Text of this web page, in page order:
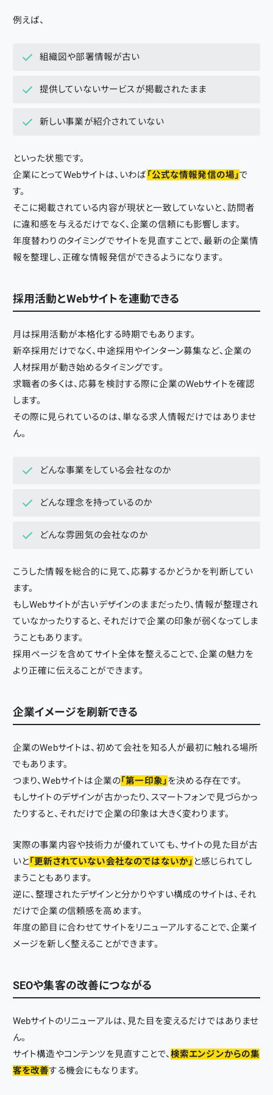
例えば、
組織図や部署情報が古い
提供していないサービスが掲載されたまま
新しい事業が紹介されていない
といった状態です。
企業にとってWebサイトは、いわば 「公式な情報発信の場」で
す。
そこに掲載されている内容が現状と一致していないと、訪問者
に違和感を与えるだけでなく、企業の信頼にも影響します。
年度替わりのタイミングでサイトを見直すことで、最新の企業情
報を整理し、正確な情報発信ができるようになります。
採用活動とWebサイトを連動できる
月は採用活動が本格化する時期でもあります。
新卒採用だけでなく、中途採用やインターン募集など、企業の
人材採用が動き始めるタイミングです。
求職者の多くは、応募を検討する際に企業のWebサイトを確認
します。
その際に見られているのは、単なる求人情報だけではありませ
ん。
どんな事業をしている会社なのか
どんな理念を持っているのか
どんな雰囲気の会社なのか
こうした情報を総合的に見て、応募するかどうかを判断してい
ます。
もしWebサイトが古いデザインのままだったり、情報が整理され
ていなかったりすると、それだけで企業の印象が弱くなってしま
うこともあります。
採用ページを含めてサイト全体を整えることで、企業の魅力を
より正確に伝えることができます。
企業イメージを刷新できる
企業のWebサイトは、初めて会社を知る人が最初に触れる場所
でもあります。
つまり、Webサイトは企業の「第一印象」を決める存在です。
もしサイトのデザインが古かったり、スマートフォンで見づらかっ
たりすると、それだけで企業の印象は大きく変わります。
実際の事業内容や技術力が優れていても、サイトの見た目が古
いと「更新されていない会社なのではないか」 と感じられてし
まうこともあります。
逆に、整理されたデザインと分かりやすい構成のサイトは、それ
だけで企業の信頼感を高めます。
年度の節目に合わせてサイトをリニューアルすることで、企業イ
メージを新しく整えることができます。
SEOや集客の改善につながる
Webサイトのリニューアルは、見た目を変えるだけではありませ
ん。
サイト構造やコンテンツを見直すことで、検索エンジンからの集
客を改善する機会にもなります。